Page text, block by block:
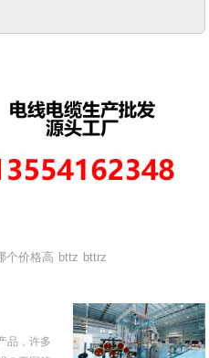
个价格高 bttz bttrz
品，许多